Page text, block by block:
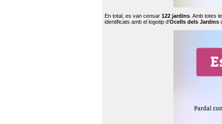
En total, es van censar 122 jardins . Amb totes
identificats amb el logotip d’Ocells dels Jardins